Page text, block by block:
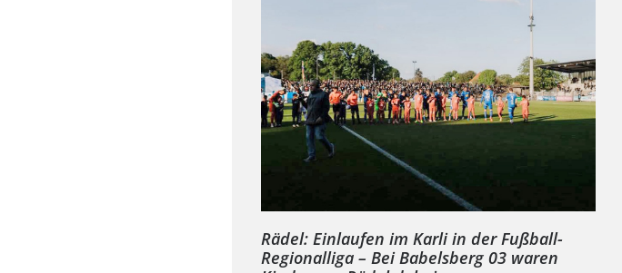
Rädel: Einlaufen im Karli in der Fußball-
Regionalliga – Bei Babelsberg 03 waren